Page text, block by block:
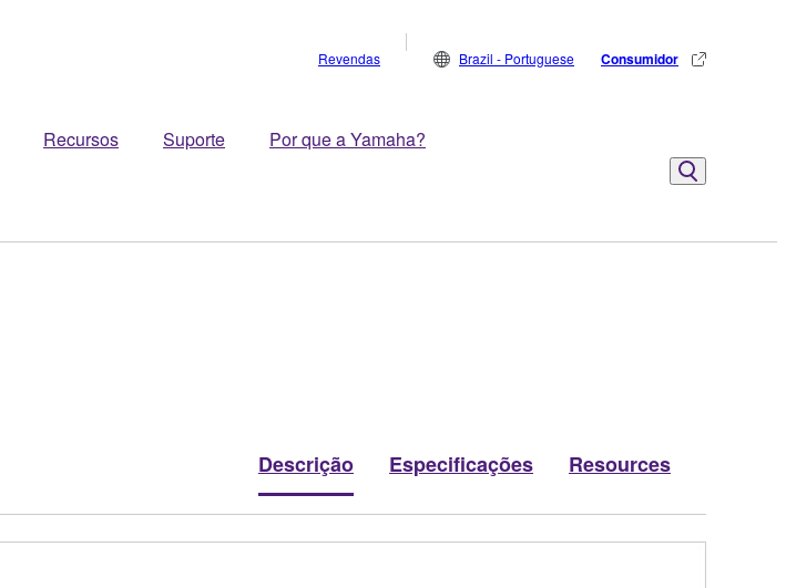
Recursos Suporte Por que a Yamaha?
Revendas Brazil - Portuguese Consumidor
Descrição Especificações Resources